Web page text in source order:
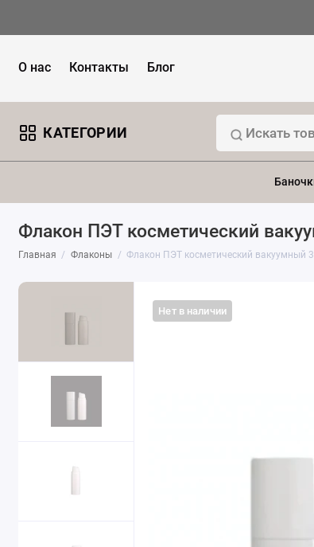
О нас Контакты Блог
КАТЕГОРИИ
Флакон ПЭТ косметический
Главная Флаконы Флакон ПЭТ косметический вакуумный
Нет в наличии